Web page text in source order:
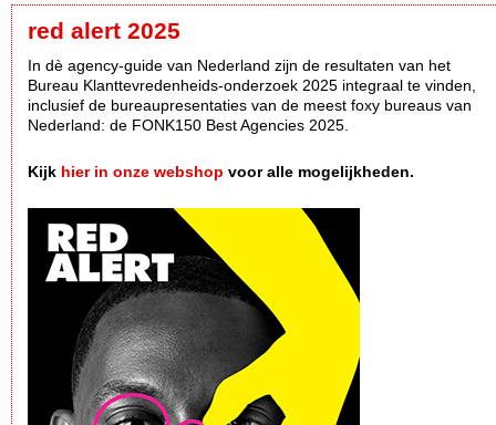
red alert 2025
In dè agency-guide van Nederland zijn de resultaten van het
Bureau Klanttevredenheids-onderzoek 2025 integraal te vinden,
inclusief de bureaupresentaties van de meest foxy bureaus van
Nederland: de FONK150 Best Agencies 2025.
Kijk hier in onze webshop voor alle mogelijkheden.